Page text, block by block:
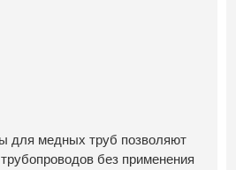
для медных труб позволяют
без применения